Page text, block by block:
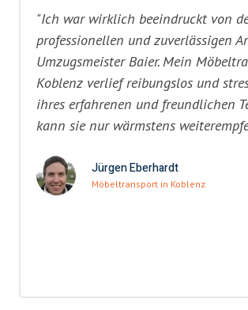
"Ich war wirklich beeindruckt von
professionellen und zuverlässigen
Umzugsmeister Baier. Mein
Koblenz verlief reibungslos und
ihres erfahrenen und freundlichen
kann sie nur wärmstens
Jürgen Eberhardt
Möbeltransport in Koblenz